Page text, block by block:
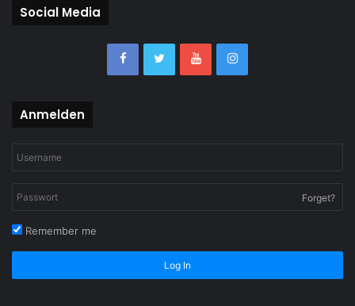
Social Media
Anmelden
Forget?
Remember me
Log In